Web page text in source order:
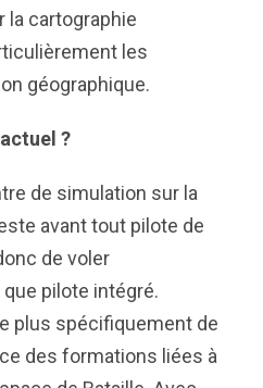
cartographie
les
géographique.
?
de simulation sur la
avant tout pilote de
de voler
pilote intégré.
plus spécifiquement de
des formations liées à